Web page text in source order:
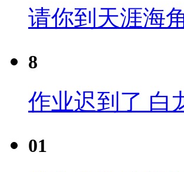
请你到天涯海
8
作业迟到了 白
01